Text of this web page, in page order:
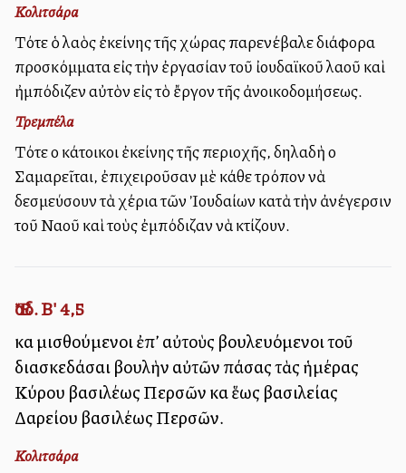
Κολιτσάρα
Τότε ὁ λαὸς ἐκείνης τῆς χώρας παρενέβαλε διάφορα
προσκόμματα εἰς τὴν ἐργασίαν τοῦ ἰουδαϊκοῦ λαοῦ καὶ
ἠμπόδιζεν αὐτὸν εἰς τὸ ἔργον τῆς ἀνοικοδομήσεως.
Τρεμπέλα
Τότε οἱ κάτοικοι ἐκείνης τῆς περιοχῆς, δηλαδὴ οἱ
Σαμαρεῖται, ἐπιχειροῦσαν μὲ κάθε τρόπον νὰ
δεσμεύσουν τὰ χέρια τῶν Ἰουδαίων κατὰ τὴν ἀνέγερσιν
τοῦ Ναοῦ καὶ τοὺς ἐμπόδιζαν νὰ κτίζουν.
Ἔσδ. Β' 4,5
καὶ μισθούμενοι ἐπ’ αὐτοὺς βουλευόμενοι τοῦ
διασκεδάσαι βουλὴν αὐτῶν πάσας τὰς ἡμέρας
Κύρου βασιλέως Περσῶν καὶ ἕως βασιλείας
Δαρείου βασιλέως Περσῶν.
Κολιτσάρα